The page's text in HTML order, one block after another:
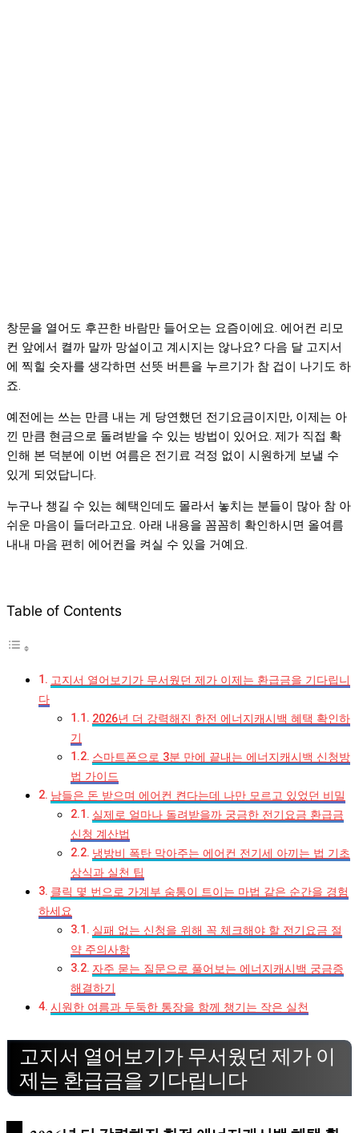
창문을 열어도 후끈한 바람만 들어오는 요즘이에요. 에어컨 리모
컨 앞에서 켤까 말까 망설이고 계시지는 않나요? 다음 달 고지서
에 찍힐 숫자를 생각하면 선뜻 버튼을 누르기가 참 겁이 나기도 하
죠.
예전에는 쓰는 만큼 내는 게 당연했던 전기요금이지만, 이제는 아
낀 만큼 현금으로 돌려받을 수 있는 방법이 있어요. 제가 직접 확
인해 본 덕분에 이번 여름은 전기료 걱정 없이 시원하게 보낼 수
있게 되었답니다.
누구나 챙길 수 있는 혜택인데도 몰라서 놓치는 분들이 많아 참 아
쉬운 마음이 들더라고요. 아래 내용을 꼼꼼히 확인하시면 올여름
내내 마음 편히 에어컨을 켜실 수 있을 거예요.
Table of Contents
고지서 열어보기가 무서웠던 제가 이제는 환급금을 기다립니
다
2026년 더 강력해진 한전 에너지캐시백 혜택 확인하
기
스마트폰으로 3분 만에 끝내는 에너지캐시백 신청방
법 가이드
남들은 돈 받으며 에어컨 켠다는데 나만 모르고 있었던 비밀
실제로 얼마나 돌려받을까 궁금한 전기요금 환급금
신청 계산법
냉방비 폭탄 막아주는 에어컨 전기세 아끼는 법 기초
상식과 실천 팁
클릭 몇 번으로 가계부 숨통이 트이는 마법 같은 순간을 경험
하세요
실패 없는 신청을 위해 꼭 체크해야 할 전기요금 절
약 주의사항
자주 묻는 질문으로 풀어보는 에너지캐시백 궁금증
해결하기
시원한 여름과 두둑한 통장을 함께 챙기는 작은 실천
고지서 열어보기가 무서웠던 제가 이
제는 환급금을 기다립니다